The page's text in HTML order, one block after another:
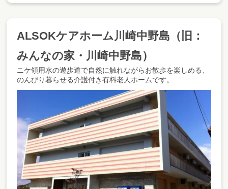
ALSOKケアホーム川崎中野島（旧：
みんなの家・川崎中野島）
ニケ領用水の遊歩道で自然に触れながらお散歩を楽しめる、
のんびり暮らせる介護付き有料老人ホームです。